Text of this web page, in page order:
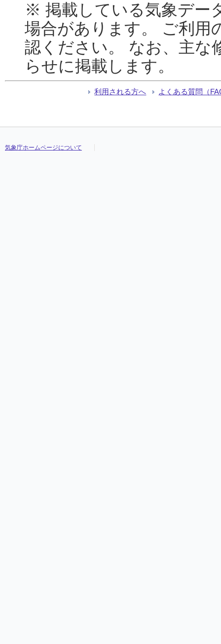
※ 掲載している気象デー
場合があります。 ご利用
認ください。 なお、主な
らせに掲載します。
利用される方へ よくある質問（
気象庁ホームページについて